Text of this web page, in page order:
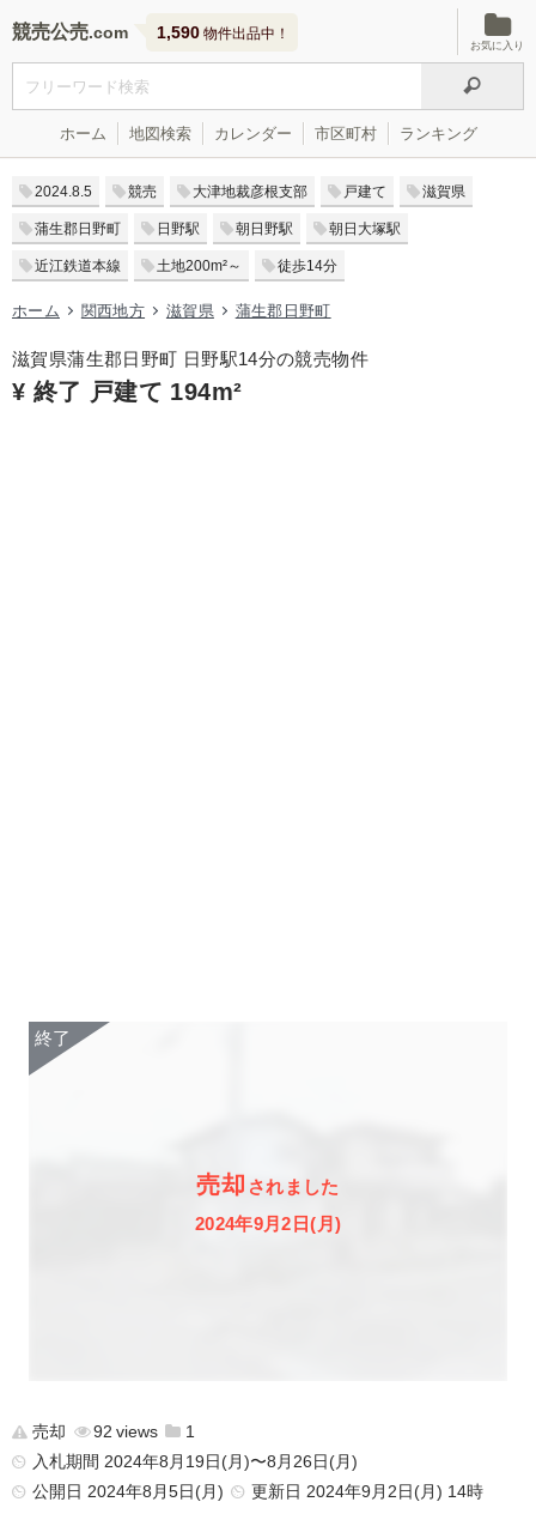
競売公売 1,590 物件出品中！
お気に入り
ホーム 地図検索 カレンダー 市区町村 ランキング
2024.8.5 競売 大津地裁彦根支部 戸建て 滋賀県
蒲生郡日野町 日野駅 朝日野駅 朝日大塚駅
近江鉄道本線 土地200m²～ 徒歩14分
ホーム 関西地方 滋賀県 蒲生郡日野町
滋賀県蒲生郡日野町 日野駅14分の競売物件
¥ 終了 戸建て 194m²
売却 されました
2024年9月2日(月)
売却 92
1
入札期間 2024年8月19日(月)〜8月26日(月)
公開日 2024年8月5日(月) 更新日 2024年9月2日(月) 14時